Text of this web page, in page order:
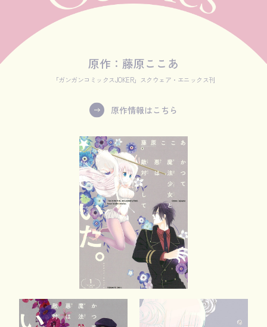
原作：藤原ここあ
「ガンガンコミックスJOKER」スクウェア・エニックス刊
原作情報はこちら